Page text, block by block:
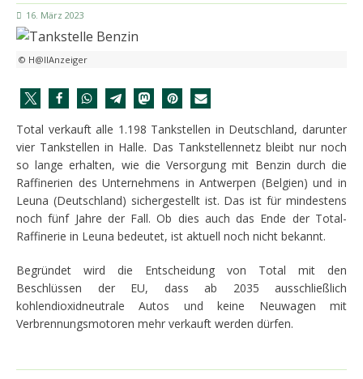
16. März 2023
© H@llAnzeiger
Total verkauft alle 1.198 Tankstellen in Deutschland, darunter
vier Tankstellen in Halle. Das Tankstellennetz bleibt nur noch
so lange erhalten, wie die Versorgung mit Benzin durch die
Raffinerien des Unternehmens in Antwerpen (Belgien) und in
Leuna (Deutschland) sichergestellt ist. Das ist für mindestens
noch fünf Jahre der Fall. Ob dies auch das Ende der Total-
Raffinerie in Leuna bedeutet, ist aktuell noch nicht bekannt.
Begründet wird die Entscheidung von Total mit den
Beschlüssen der EU, dass ab 2035 ausschließlich
kohlendioxidneutrale Autos und keine Neuwagen mit
Verbrennungsmotoren mehr verkauft werden dürfen.